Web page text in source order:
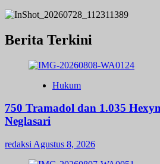
Berita Terkini
Hukum
750 Tramadol dan 1.035
Neglasari
redaksi Agustus 8, 2026